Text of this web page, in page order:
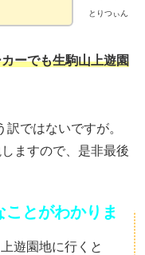
とりつぃん
ーでも生駒山上遊園
ではないですが。
ますので、是非最後
とがわかりま
遊園地に行くと